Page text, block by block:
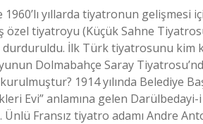
yıllarda tiyatronun gelişmesi
özel tiyatroyu (Küçük Sahne
İlk Türk tiyatrosunu kim
Dolmabahçe Saray
1914 yılında Belediye
Evi” anlamına gelen
Fransız tiyatro adamı Andre